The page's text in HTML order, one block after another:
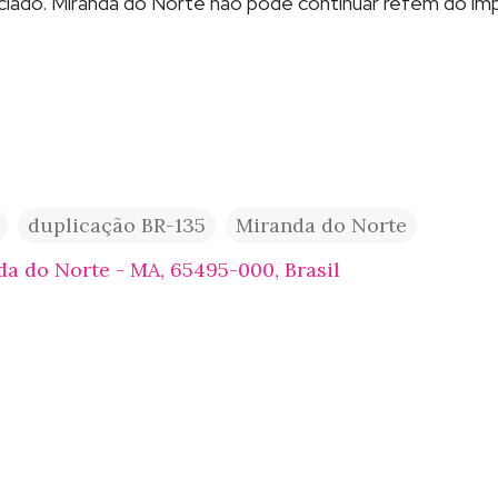
duplicação BR-135
Miranda do Norte
do Norte - MA, 65495-000, Brasil